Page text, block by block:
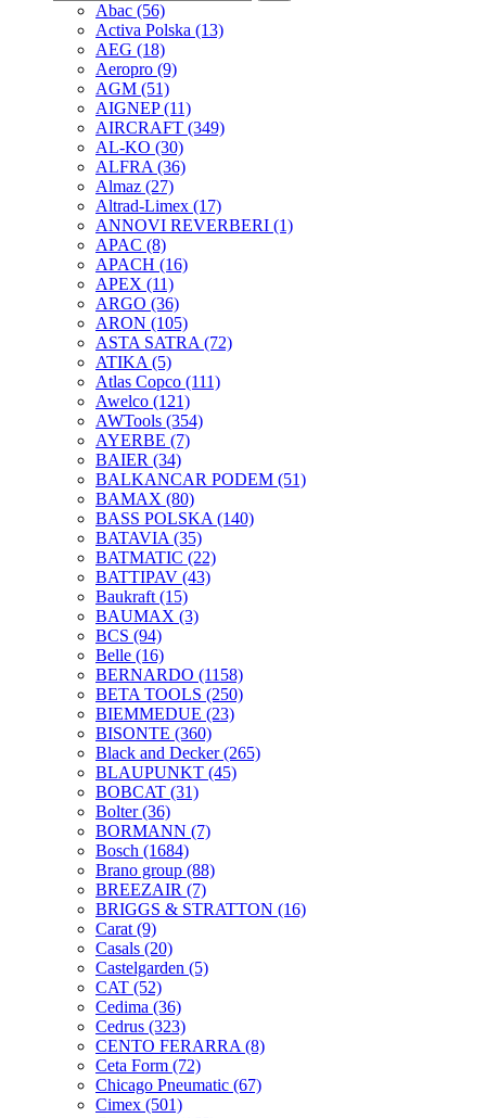
Abac (56)
Activa Polska (13)
AEG (18)
Aeropro (9)
AGM (51)
AIGNEP(11)
AIRCRAFT (349)
AL-KO (30)
ALFRA (36)
Almaz (27)
Altrad-Limex (17)
ANNOVI REVERBERI (1)
APAC (8)
APACH (16)
APEX (11)
ARGO (36)
ARON (105)
ASTA SATRA (72)
ATIKA (5)
Atlas Copco (111)
Awelco (121)
AWTools (354)
AYERBE (7)
BAIER (34)
BALKANCAR PODEM (51)
BAMAX (80)
BASS POLSKA (140)
BATAVIA (35)
BATMATIC (22)
BATTIPAV (43)
Baukraft (15)
BAUMAX (3)
BCS (94)
Belle (16)
BERNARDO (1158)
BETA TOOLS (250)
BIEMMEDUE (23)
BISONTE (360)
Black and Decker(265)
BLAUPUNKT (45)
BOBCAT (31)
Bolter(36)
BORMANN (7)
Bosch (1684)
Brano group (88)
BREEZAIR (7)
BRIGGS & STRATTON (16)
Carat (9)
Casals (20)
Castelgarden (5)
CAT (52)
Cedima (36)
Cedrus (323)
CENTO FERARRA (8)
Ceta Form (72)
Chicago Pneumatic (67)
Cimex (501)